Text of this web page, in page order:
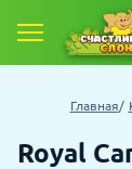
Главная
Royal